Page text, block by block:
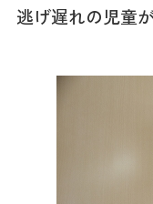
逃げ遅れの児童